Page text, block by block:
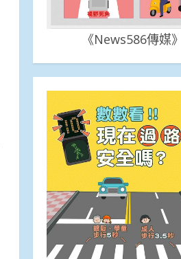
《News586傳媒